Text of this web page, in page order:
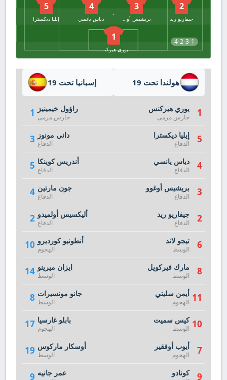
4-2-3-1
2
جيفاريو ريد
3
بريشيس أوغوو
4
دياس يانسي
5
إيليا ديكسترا
1
يوري هيركنس
إسبانيا تحت 19
1 راؤول خيمينيز
حارس مرمى
3 داني مونوز
الدفاع
5 أندريس كوينكا
الدفاع
4 جون مارتين
الدفاع
2 أليكسيس أولميدو
الدفاع
10 أنطونيو كورديرو
الهجوم
14 ايزان ميرينو
الوسط
8 جانو مونسيرات
الوسط
17 بابلو غارسيا
الهجوم
19 أوسكار ماركوس
الوسط
9 عمر جانيه
هولندا تحت 19
1 يوري هيركنس
حارس مرمى
5 إيليا ديكسترا
الدفاع
4 دياس يانسي
الدفاع
3 بريشيس أوغوو
الدفاع
2 جيفاريو ريد
الدفاع
6 تيجو لاند
الوسط
8 مارك فيركويل
الوسط
11 أيمن سليتي
الهجوم
10 كيس سميت
الوسط
7 أيوب أوفقير
الهجوم
9 كونادو